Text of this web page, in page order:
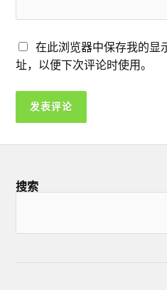
在此浏览器中保存我的显
址，以便下次评论时使用。
搜索